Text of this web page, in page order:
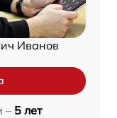
Иванов
– 5 лет